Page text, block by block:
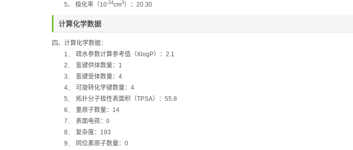
5、 极化率（10-24cm3）： 20.30
计算化学数据
四、计算化学数据：
1、
疏水参数计算参考值（XlogP）： 2.1
2、
氢键供体数量： 1
3、
氢键受体数量： 4
4、
可旋转化学键数量： 4
5、
拓扑分子极性表面积（TPSA）： 55.8
6、
重原子数量： 14
7、
表面电荷：0
8、
复杂度： 193
9、
同位素原子数量： 0